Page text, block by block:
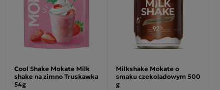
Cool Shake Mokate Milk
shake na zimno Truskawka
54g
Milkshake Mokate o
smaku czekoladowym 500
g